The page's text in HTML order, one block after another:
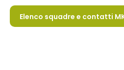
Elenco squadre e contatti